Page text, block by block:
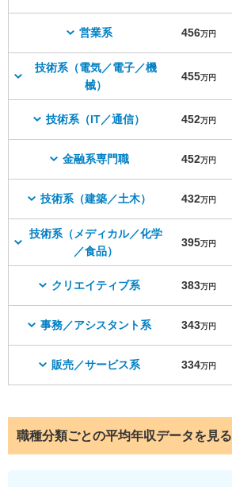
営業系 456万円
技術系（電気／電子／機
械）
455万円
技術系（IT／通信） 452万円
金融系専門職 452万円
技術系（建築／土木） 432万円
技術系（メディカル／化学
／食品）
395万円
クリエイティブ系 383万円
事務／アシスタント系 343万円
販売／サービス系 334万円
職種分類ごとの平均年収データを見る